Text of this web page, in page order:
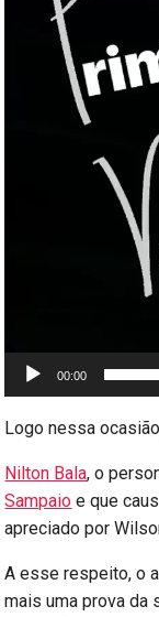
00:00
Logo nessa
Nilton Bala, o
Sampaio e que
apreciado por
A esse respeito, o
mais uma prova da